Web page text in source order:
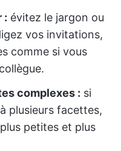
: évitez le jargon ou
vos invitations,
comme si vous
complexes : si
plusieurs facettes,
petites et plus